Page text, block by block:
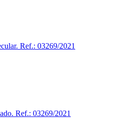
Ref.: 03269/2021
Ref.: 03269/2021